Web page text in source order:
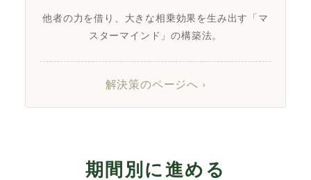
他者の力を借り、大きな相乗効果を生み出す「マ
スターマインド」の構築法。
解決策のページへ ›
期間別に進める